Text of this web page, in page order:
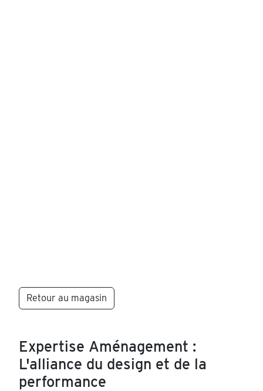
Retour au magasin
Expertise Aménagement :
L'alliance du design et de la
performance